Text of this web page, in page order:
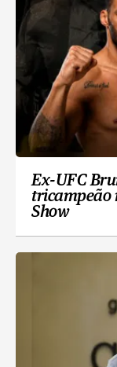
Ex-UFC
tricampeão
Show